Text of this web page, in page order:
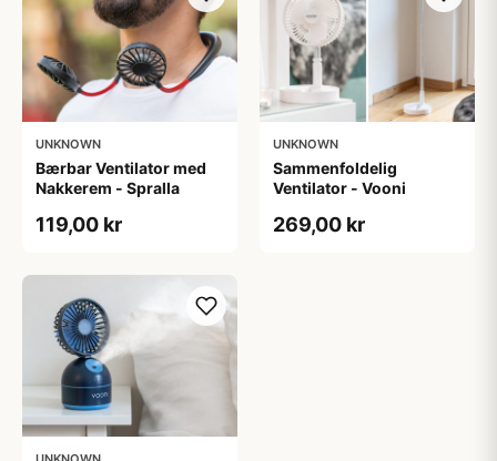
UNKNOWN
Bærbar Ventilator med
Nakkerem - Spralla
119,00 kr
UNKNOWN
Sammenfoldelig
Ventilator - Vooni
269,00 kr